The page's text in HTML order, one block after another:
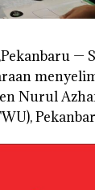
—
Nurul